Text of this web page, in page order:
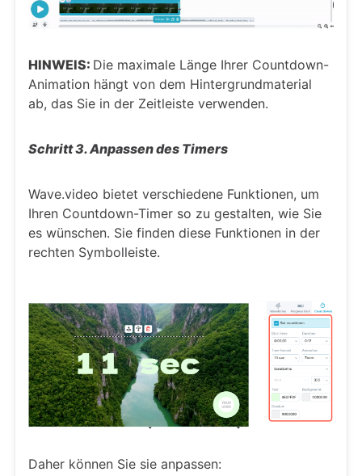
HINWEIS: Die maximale Länge Ihrer Countdown-
Animation hängt von dem Hintergrundmaterial
ab, das Sie in der Zeitleiste verwenden.
Schritt 3. Anpassen des Timers
Wave.video bietet verschiedene Funktionen, um
Ihren Countdown-Timer so zu gestalten, wie Sie
es wünschen. Sie finden diese Funktionen in der
rechten Symbolleiste.
Daher können Sie sie anpassen: